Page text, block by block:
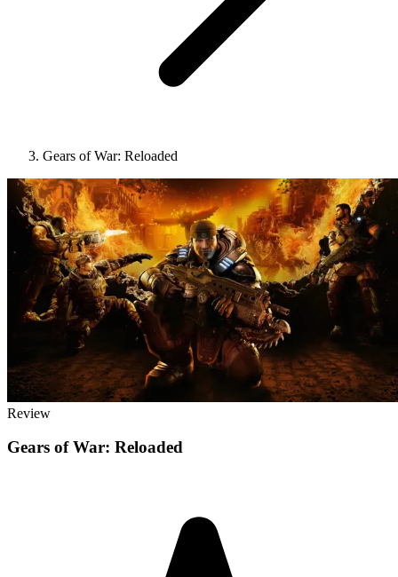
Gears of War: Reloaded
Review
Gears of War: Reloaded